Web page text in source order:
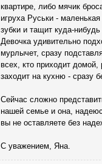
квартире, либо мячик
игруха Руськи -
зубки и тащит куда-
Девочка удивительно
мурлычет, сразу
всех, кто приходит домой,
заходит на кухню - сразу
Сейчас сложно
нашей семье и она,
вы не оставляете без
С уважением, Яна.